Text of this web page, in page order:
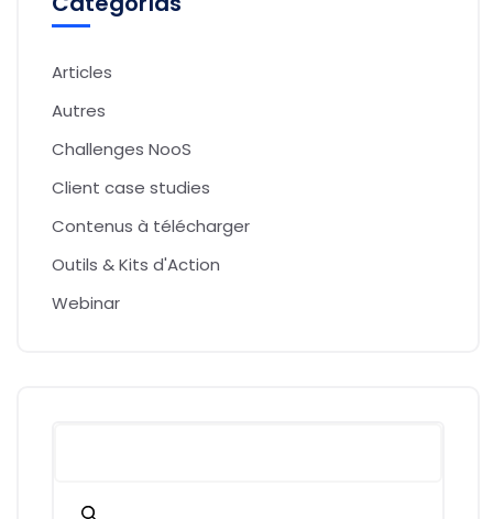
Articles
Autres
Challenges NooS
Client case studies
Contenus à télécharger
Outils & Kits d'Action
Webinar